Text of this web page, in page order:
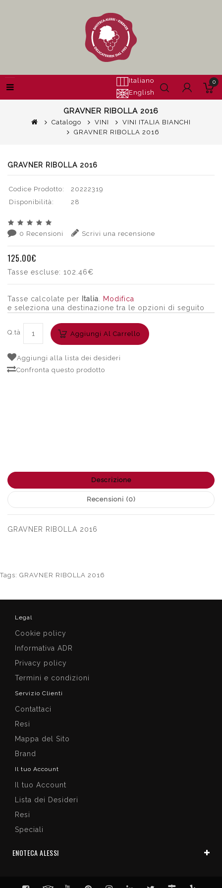
Italiano
English
0
GRAVNER RIBOLLA 2016
Catalogo VINI
VINI ITALIA BIANCHI
GRAVNER RIBOLLA 2016
GRAVNER RIBOLLA 2016
Codice Prodotto:
20222319
Disponibilità:
28
0 Recensioni Scrivi una recensione
125.00€
Tasse escluse: 102.46€
Tasse calcolate per Italia
Modifica
e seleziona una destinazione tra le opzioni di seguito
Q.tà Aggiungi Al Carrello
Aggiungi alla lista dei desideri
Confronta questo prodotto
Descrizione
Recensioni (0)
GRAVNER RIBOLLA 2016
Tags: GRAVNER RIBOLLA 2016
Legal
Cookie policy
Informativa ADR
Privacy policy
Termini e condizioni
Servizio Clienti
Contattaci
Resi
Mappa del Sito
Brand
Il tuo Account
Il tuo Account
Lista dei Desideri
Resi
Speciali
ENOTECA ALESSI